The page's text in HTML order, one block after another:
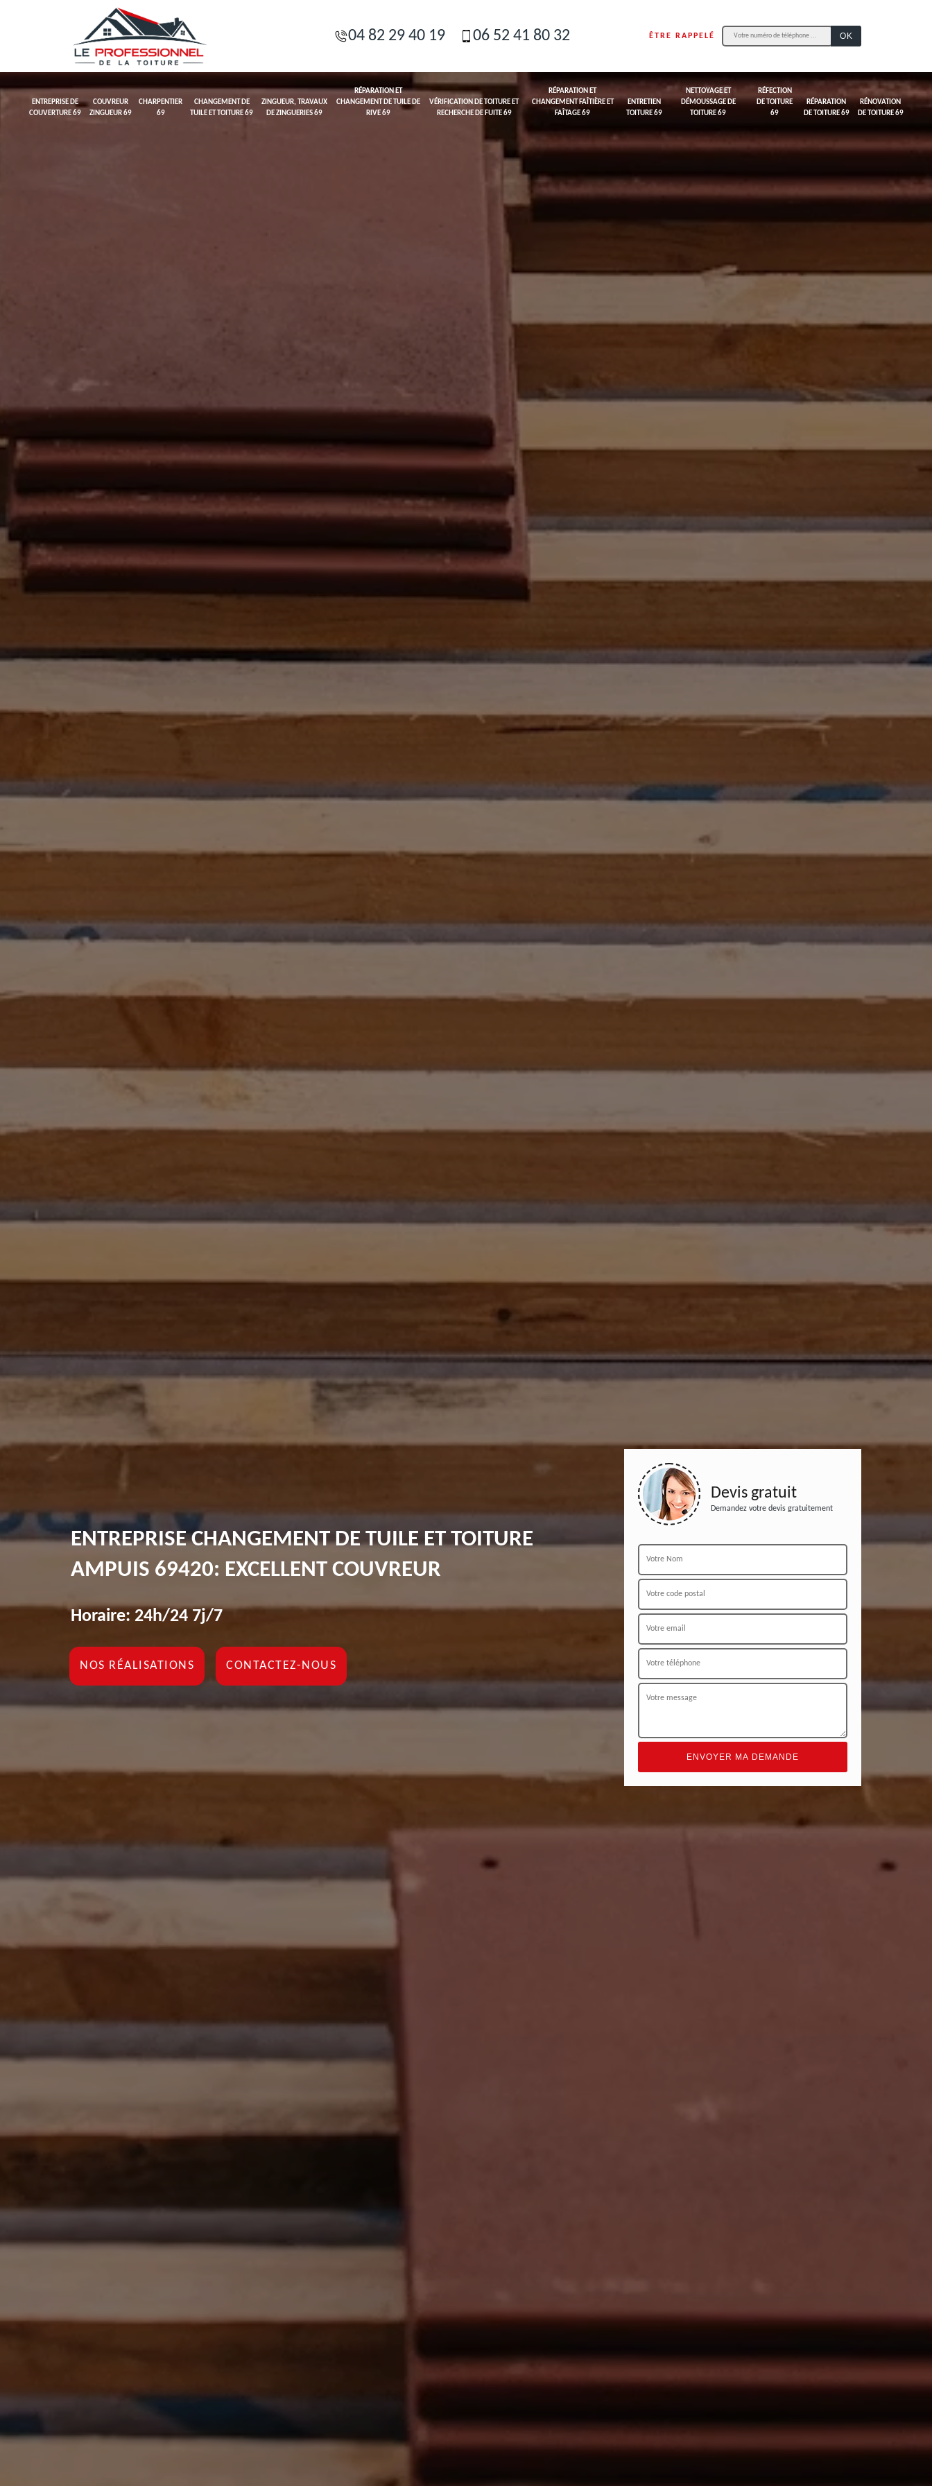
04 82 29 40 19 06 52 41 80 32 ÊTRE RAPPELÉ
ENTREPRISE DE
COUVERTURE 69
COUVREUR
ZINGUEUR 69
CHARPENTIER
69
CHANGEMENT DE
TUILE ET TOITURE 69
ZINGUEUR, TRAVAUX
DE ZINGUERIES 69
RÉPARATION ET
CHANGEMENT DE TUILE DE
RIVE 69
VÉRIFICATION DE TOITURE ET
RECHERCHE DE FUITE 69
RÉPARATION ET
CHANGEMENT FAÎTIÈRE ET
FAÎTAGE 69
ENTRETIEN
TOITURE 69
NETTOYAGE ET
DÉMOUSSAGE DE
TOITURE 69
RÉFECTION
DE TOITURE
69
RÉPARATION
DE TOITURE 69
RÉNOVATION
DE TOITURE 69
ENTREPRISE CHANGEMENT DE TUILE ET TOITURE
AMPUIS 69420: EXCELLENT COUVREUR
Horaire: 24h/24 7j/7
NOS RÉALISATIONS CONTACTEZ-NOUS
Devis gratuit
Demandez votre devis gratuitement